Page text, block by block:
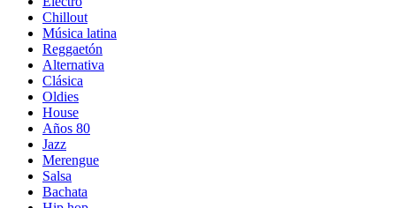
Chillout
Música latina
Reggaetón
Alternativa
Clásica
Oldies
House
Años 80
Jazz
Merengue
Salsa
Bachata